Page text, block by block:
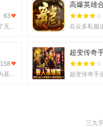
《传世复古版》悄然唤醒了无数老玩家的热血记忆，它不仅还原了那份熟悉的战斗激情，更在移动端上实现了诸多
63
高爆英雄
一款以经典1.76复古风格为基调的《初心传奇3》悄然进入玩家视野。它不仅仅是对过往记忆的简单复刻，更是在
158
超变传奇
三九